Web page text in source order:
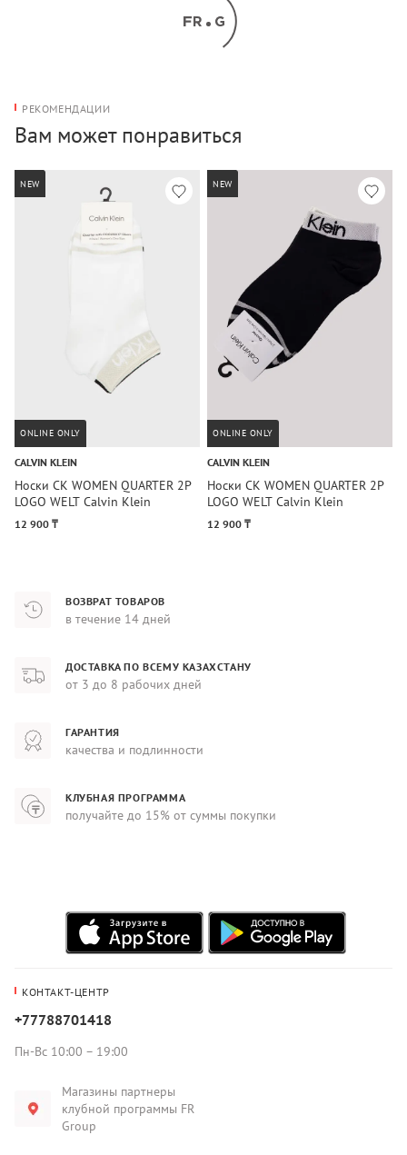
РЕКОМЕНДАЦИИ
Вам может понравиться
NEW
ONLINE ONLY
CALVIN KLEIN
Носки CK WOMEN QUARTER 2P
LOGO WELT Calvin Klein
12 900 ₸
NEW
ONLINE ONLY
CALVIN KLEIN
Носки CK WOMEN QUARTER 2P
LOGO WELT Calvin Klein
12 900 ₸
ВОЗВРАТ ТОВАРОВ
в течение 14 дней
ДОСТАВКА ПО ВСЕМУ КАЗАХСТАНУ
от 3 до 8 рабочих дней
ГАРАНТИЯ
качества и подлинности
КЛУБНАЯ ПРОГРАММА
получайте до 15% от суммы покупки
КОНТАКТ-ЦЕНТР
+77788701418
Пн-Вс 10:00 – 19:00
Магазины партнеры
клубной программы FR
Group